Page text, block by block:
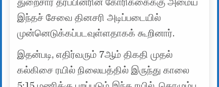
துறைசார் தரப்பினரின் கோரிக்கைக்கு அமைய
இந்தச் சேவை தினசரி அடிப்படையில்
முன்னெடுக்கப்படவுள்ளதாகக் கூறினார்.
இதன்படி, எதிர்வரும் 7ஆம் திகதி முதல்
கல்கிசை ரயில் நிலையத்தில் இருந்து காலை